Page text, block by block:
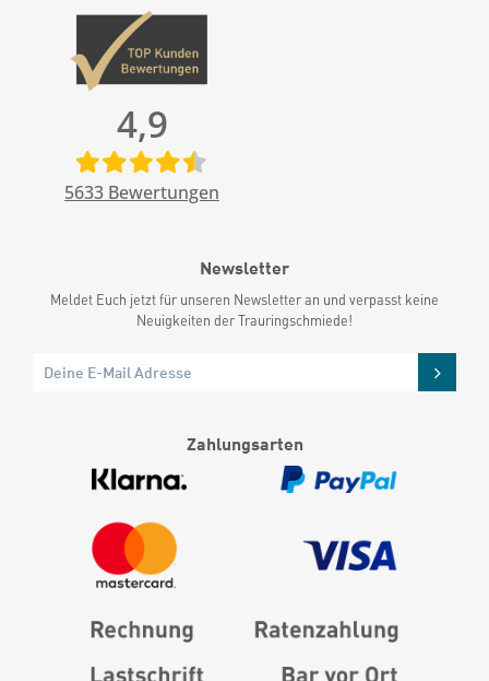
4,9
5633 Bewertungen
Newsletter
Meldet Euch jetzt für unseren Newsletter an und verpasst keine
Neuigkeiten der Trauringschmiede!
Zahlungsarten